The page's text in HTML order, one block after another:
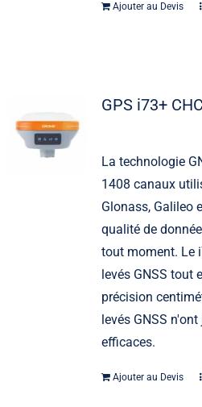
Ajouter au Devis
GPS i73+
La technologie
1408 canaux
Glonass, Galileo
qualité de
tout moment. Le
levés GNSS tout
précision
levés GNSS
efficaces.
Ajouter au Devis